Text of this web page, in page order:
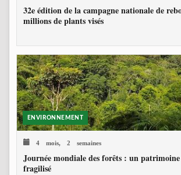
32e édition de la campagne nationale de
millions de plants visés
ENVIRONNEMENT
4 mois, 2 semaines
Journée mondiale des forêts : un
fragilisé